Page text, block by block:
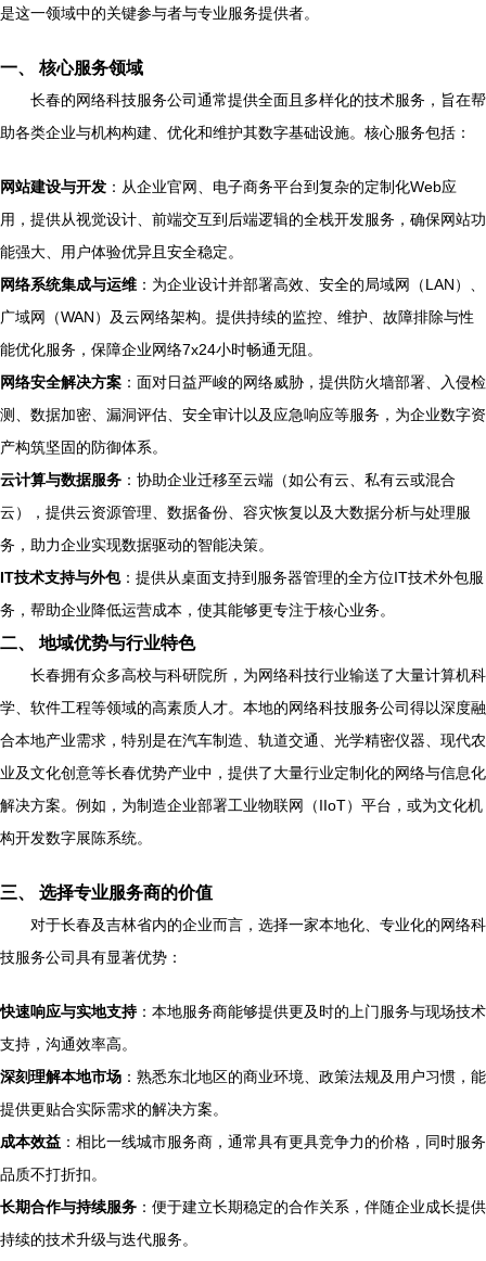
是这一领域中的关键参与者与专业服务提供者。
一、 核心服务领域
长春的网络科技服务公司通常提供全面且多样化的技术服务，旨在帮
助各类企业与机构构建、优化和维护其数字基础设施。核心服务包括：
网站建设与开发 ：从企业官网、电子商务平台到复杂的定制化Web应
用，提供从视觉设计、前端交互到后端逻辑的全栈开发服务，确保网站功
能强大、用户体验优异且安全稳定。
网络系统集成与运维 ：为企业设计并部署高效、安全的局域网（LAN）、
广域网（WAN）及云网络架构。提供持续的监控、维护、故障排除与性
能优化服务，保障企业网络7x24小时畅通无阻。
网络安全解决方案 ：面对日益严峻的网络威胁，提供防火墙部署、入侵检
测、数据加密、漏洞评估、安全审计以及应急响应等服务，为企业数字资
产构筑坚固的防御体系。
云计算与数据服务 ：协助企业迁移至云端（如公有云、私有云或混合
云），提供云资源管理、数据备份、容灾恢复以及大数据分析与处理服
务，助力企业实现数据驱动的智能决策。
IT技术支持与外包：提供从桌面支持到服务器管理的全方位IT技术外包服
务，帮助企业降低运营成本，使其能够更专注于核心业务。
二、 地域优势与行业特色
长春拥有众多高校与科研院所，为网络科技行业输送了大量计算机科
学、软件工程等领域的高素质人才。本地的网络科技服务公司得以深度融
合本地产业需求，特别是在汽车制造、轨道交通、光学精密仪器、现代农
业及文化创意等长春优势产业中，提供了大量行业定制化的网络与信息化
解决方案。例如，为制造企业部署工业物联网（IIoT）平台，或为文化机
构开发数字展陈系统。
三、 选择专业服务商的价值
对于长春及吉林省内的企业而言，选择一家本地化、专业化的网络科
技服务公司具有显著优势：
快速响应与实地支持：本地服务商能够提供更及时的上门服务与现场技术
支持，沟通效率高。
深刻理解本地市场 ：熟悉东北地区的商业环境、政策法规及用户习惯，能
提供更贴合实际需求的解决方案。
成本效益 ：相比一线城市服务商，通常具有更具竞争力的价格，同时服务
品质不打折扣。
长期合作与持续服务 ：便于建立长期稳定的合作关系，伴随企业成长提供
持续的技术升级与迭代服务。